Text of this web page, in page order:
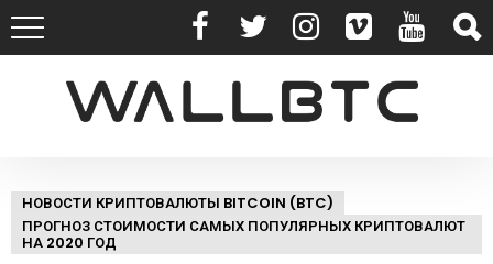
НОВОСТИ КРИПТОВАЛЮТЫ BITCOIN (BTC)
ПРОГНОЗ СТОИМОСТИ САМЫХ ПОПУЛЯРНЫХ КРИПТОВАЛЮТ
НА 2020 ГОД